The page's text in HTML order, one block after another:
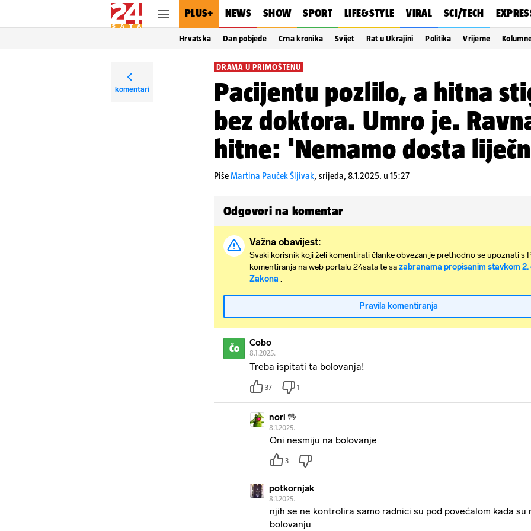
PLUS+ NEWS SHOW SPORT LIFE&STYLE VIRAL SCI/TECH
Hrvatska Dan pobjede Crna kronika Svijet Rat u Ukrajini Politika Vrijeme
komentari
DRAMA U PRIMOŠTENU
Pacijentu pozlilo, a hitna
bez doktora. Umro je.
hitne: 'Nemamo dosta
PišeMartina Pauček Šljivak, srijeda, 8.1.2025. u 15:27
Odgovori na komentar
Važna obavijest:
Svaki korisnik koji želi komentirati članke obvezan je prethodno se upoznati s
komentiranja na web portalu 24sata te sazabranama propisanim stavkom 2.
Zakona .
Pravila komentiranja
Čo Čobo
8.1.2025.
Treba ispitati ta bolovanja!
37 1
nori 🖖
8.1.2025.
Oni nesmiju na bolovanje
3
potkornjak
8.1.2025.
njih se ne kontrolira samo radnici su pod povećalom kada su
bolovanju